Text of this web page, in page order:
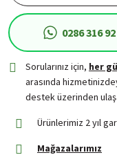
0286 316
Sorularınız için, her
arasında
destek üzerinden
Ürünlerimiz 2 yıl
Mağazalarımız